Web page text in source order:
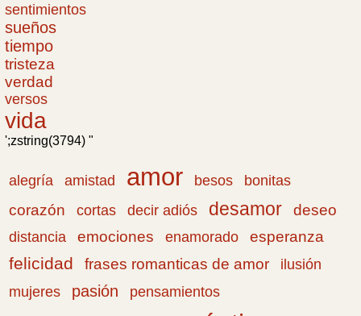
sentimientos
sueños
tiempo
tristeza
verdad
versos
vida
';zstring(3794) "
alegría amistad amor besos
bonitas
corazón
cortas decir adiós desamor deseo
distancia emociones enamorado esperanza
felicidad frases romanticas de amor
ilusión
mujeres
pasión pensamientos